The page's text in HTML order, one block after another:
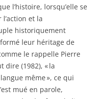
l’histoire, lorsqu’elle se
et la
historiquement
leur héritage de
le rappelle Pierre
dire (1982), « la
même », ce qui
mué en parole,